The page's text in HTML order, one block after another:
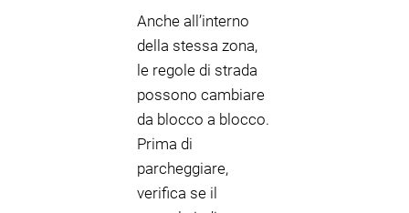
Anche all’interno
della stessa zona,
le regole di strada
possono cambiare
da blocco a blocco.
Prima di
parcheggiare,
verifica se il